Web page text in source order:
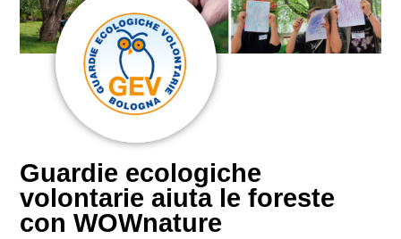
Guardie ecologiche
volontarie aiuta le foreste
con WOWnature